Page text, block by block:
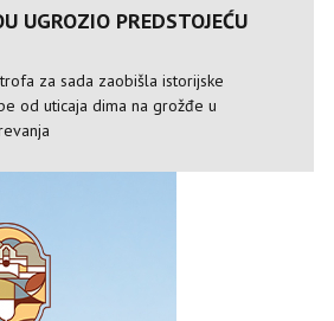
UGROZIO PREDSTOJEĆU
za sada zaobišla istorijske
od uticaja dima na grožđe u